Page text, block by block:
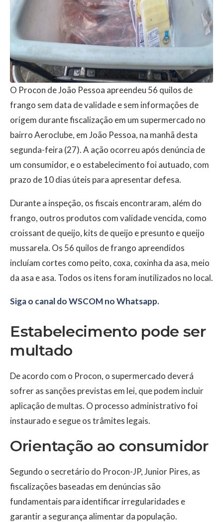
O Procon de João Pessoa apreendeu 56 quilos de
frango sem data de validade e sem informações de
origem durante fiscalização em um supermercado no
bairro Aeroclube, emJoão Pessoa, na manhã desta
segunda-feira (27). A ação ocorreu após denúncia de
um consumidor, e o estabelecimento foi autuado, com
prazo de 10 dias úteis para apresentar defesa.
Durante a inspeção, os fiscais encontraram, além do
frango, outros produtos com validade vencida, como
croissant de queijo, kits de queijo e presunto e queijo
mussarela. Os 56 quilos de frango apreendidos
incluíam cortes como peito, coxa, coxinha da asa, meio
da asa e asa. Todos os itens foram inutilizados no local.
Siga o canal do WSCOM no Whatsapp.
Estabelecimento pode ser
multado
De acordo com o Procon, o supermercado deverá
sofrer as sanções previstas em lei, que podem incluir
aplicação de multas. O processo administrativo foi
instaurado e segue os trâmites legais.
Orientação ao consumidor
Segundo o secretário do Procon-JP,Junior Pires, as
fiscalizações baseadas em denúncias são
fundamentais para identificar irregularidades e
garantir a segurança alimentar da população.